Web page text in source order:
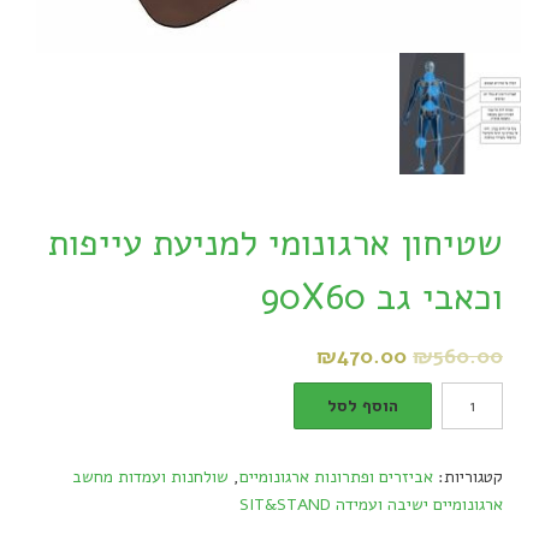
שטיחון ארגונומי למניעת עייפות
וכאבי גב 90X60
₪560.00
₪470.00
ארגונומי
עייפות
וכאבי
הוסף לסל
קטגוריות: אביזרים ופתרונות ארגונומיים, שולחנות ועמדות מחשב
ארגונומיים ישיבה ועמידה SIT&STAND